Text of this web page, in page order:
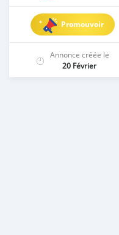
Promouvoir
Annonce créée le
20 Février